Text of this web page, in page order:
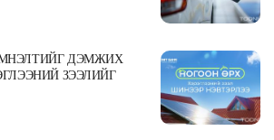
ДЭМЖИХ
ЗЭЭЛИЙГ